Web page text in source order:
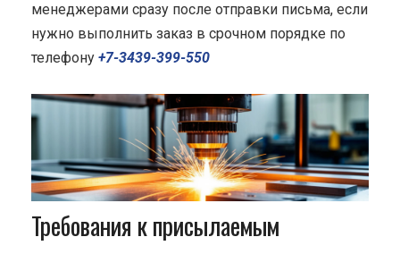
менеджерами сразу после отправки письма, если
нужно выполнить заказ в срочном порядке по
телефону +7-3439-399-550
Требования к присылаемым